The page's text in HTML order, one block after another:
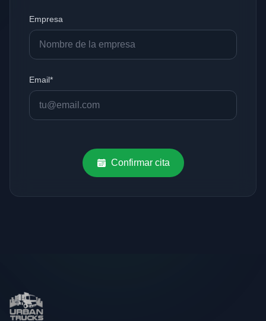
Empresa
Email*
Confirmar cita